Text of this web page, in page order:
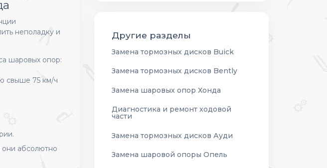
неполадку и
шаровых опор:
свыше 75 км/ч
абсолютно
Другие разделы
Замена тормозных дисков Buick
Замена тормозных дисков Bently
Замена шаровых опор Хонда
Диагностика и ремонт ходовой
части
Замена тормозных дисков Ауди
Замена шаровой опоры Опель